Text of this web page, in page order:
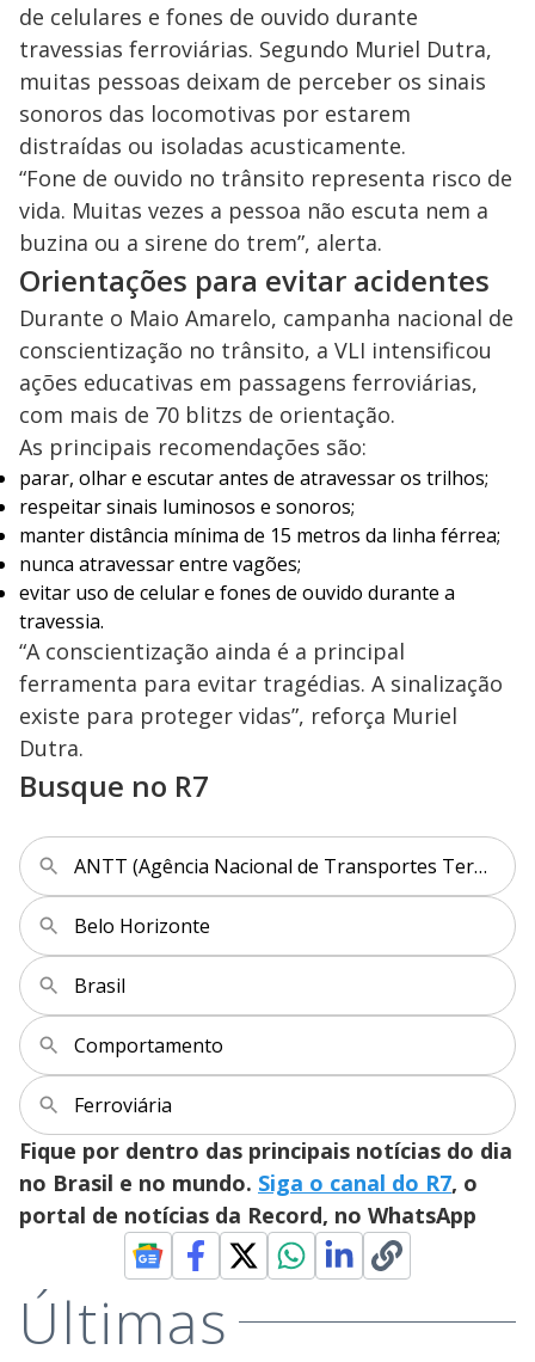
de celulares e fones de ouvido durante
travessias ferroviárias. Segundo Muriel Dutra,
muitas pessoas deixam de perceber os sinais
sonoros das locomotivas por estarem
distraídas ou isoladas acusticamente.
“Fone de ouvido no trânsito representa risco de
vida. Muitas vezes a pessoa não escuta nem a
buzina ou a sirene do trem”, alerta.
Orientações para evitar acidentes
Durante o Maio Amarelo, campanha nacional de
conscientização no trânsito, a VLI intensificou
ações educativas em passagens ferroviárias,
com mais de 70 blitzs de orientação.
As principais recomendações são:
parar, olhar e escutar antes de atravessar os trilhos;
respeitar sinais luminosos e sonoros;
manter distância mínima de 15 metros da linha férrea;
nunca atravessar entre vagões;
evitar uso de celular e fones de ouvido durante a
travessia.
“A conscientização ainda é a principal
ferramenta para evitar tragédias. A sinalização
existe para proteger vidas”, reforça Muriel
Dutra.
Busque no R7
ANTT (Agência Nacional de Transportes Terrestres)
Belo Horizonte
Brasil
Comportamento
Ferroviária
Fique por dentro das principais notícias do dia
no Brasil e no mundo. Siga o canal do R7, o
portal de notícias da Record, no WhatsApp
Últimas